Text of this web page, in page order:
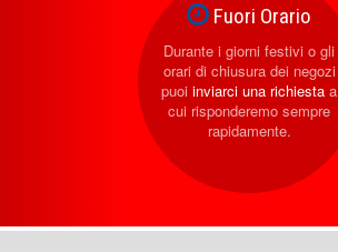
Fuori Orario
Durante i giorni festivi o gli
orari di chiusura dei negozi
puoi inviarci una richiesta a
cui risponderemo sempre
rapidamente.